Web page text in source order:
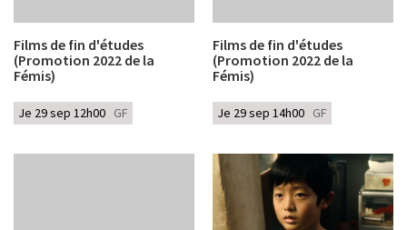
Films de fin d'études
(Promotion 2022 de la
Fémis)
Je 29 sep 12h00 GF
Films de fin d'études
(Promotion 2022 de la
Fémis)
Je 29 sep 14h00 GF